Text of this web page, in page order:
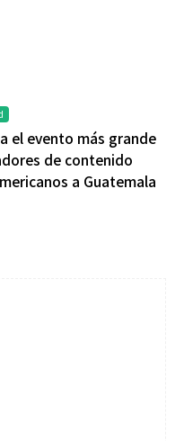
el evento más grande
de contenido
a Guatemala